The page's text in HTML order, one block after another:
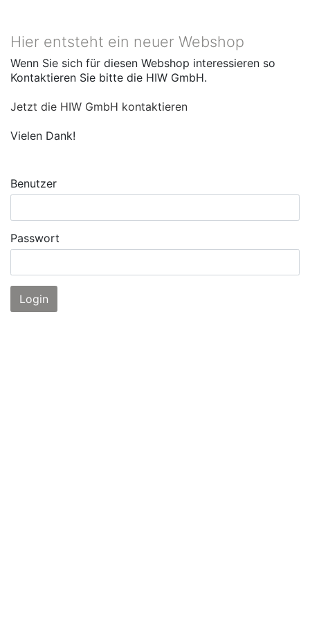
Hier entsteht ein neuer Webshop
Wenn Sie sich für diesen Webshop interessieren so
Kontaktieren Sie bitte die HIW GmbH.
Jetzt die HIW GmbH kontaktieren
Vielen Dank!
Benutzer
Passwort
Login